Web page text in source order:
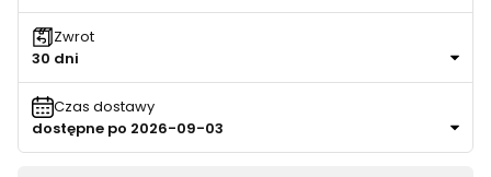
Zwrot
30 dni
Czas dostawy
dostępne po 2026-09-03